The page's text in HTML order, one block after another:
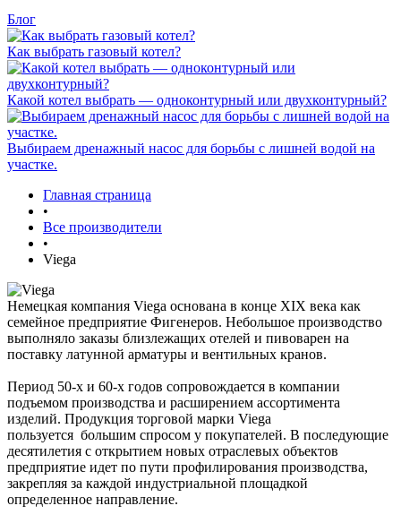
Блог
Как выбрать газовый котел?
Какой котел выбрать — одноконтурный или двухконтурный?
Выбираем дренажный насос для борьбы с лишней водой на
участке.
Главная страница
•
Все производители
•
Viega
Немецкая компания Viega основана в конце XIX века как
семейное предприятие Фигенеров. Небольшое производство
выполняло заказы близлежащих отелей и пивоварен на
поставку латунной арматуры и вентильных кранов.
Период 50-х и 60-х годов сопровождается в компании
подъемом производства и расширением ассортимента
изделий. Продукция торговой марки Viega
пользуется большим спросом у покупателей. В последующие
десятилетия с открытием новых отраслевых объектов
предприятие идет по пути профилирования производства,
закрепляя за каждой индустриальной площадкой
определенное направление.